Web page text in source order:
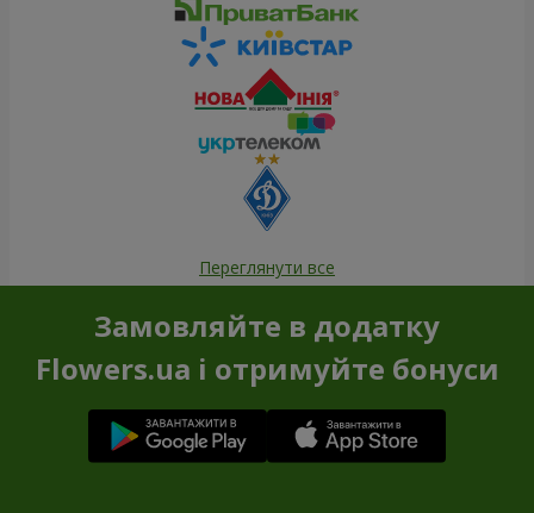
Переглянути все
Замовляйте в додатку
Flowers.ua і отримуйте бонуси